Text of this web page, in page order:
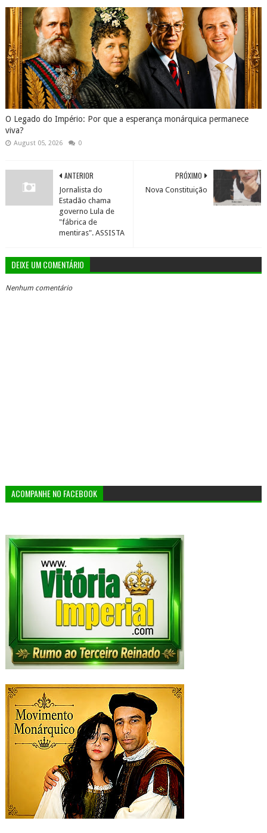
O Legado do Império: Por que a esperança monárquica permanece
viva?
August 05, 2026 0
PRÓXIMO
Nova Constituição
ANTERIOR
Jornalista do
Estadão chama
governo Lula de
"fábrica de
mentiras". ASSISTA
DEIXE UM COMENTÁRIO
Nenhum comentário
ACOMPANHE NO FACEBOOK